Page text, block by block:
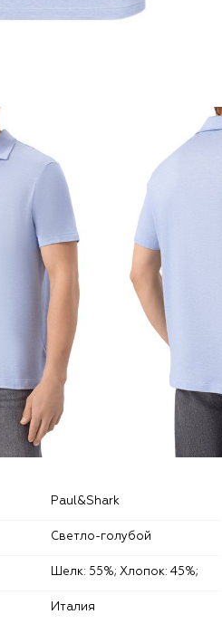
Paul&Shark
Светло-голубой
Шелк: 55%; Хлопок: 45%;
Италия